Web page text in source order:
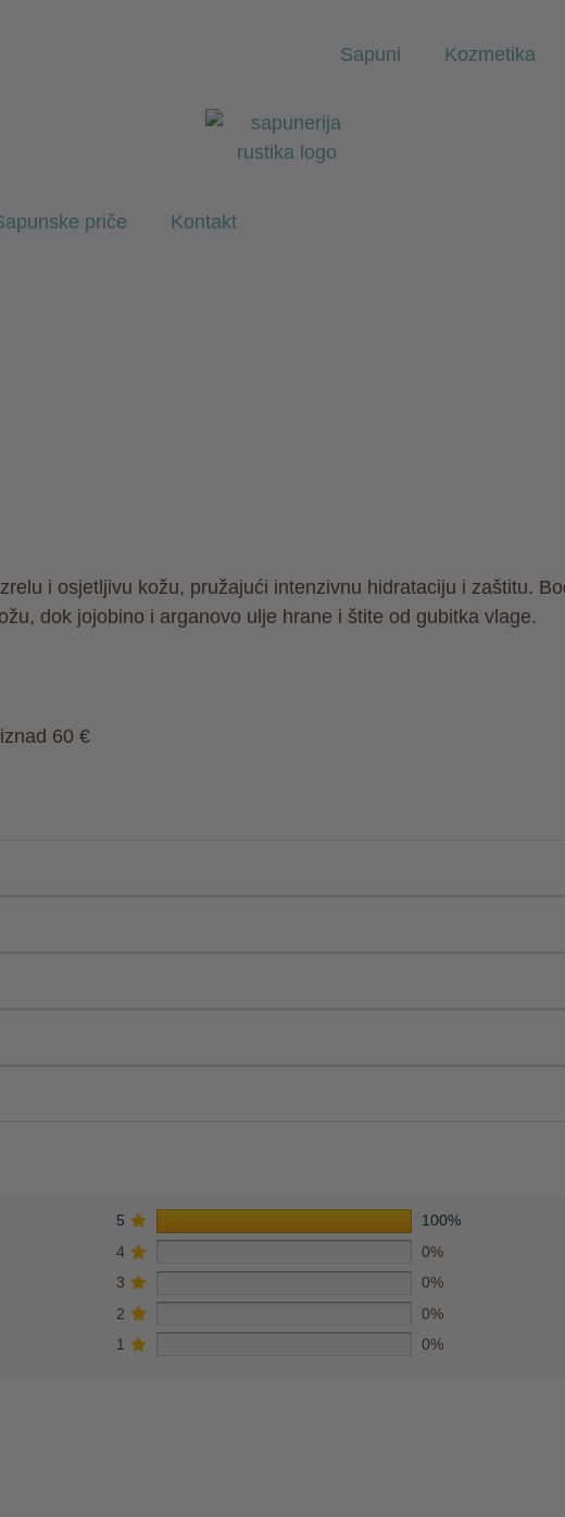
Sapuni Kozmetika
priče Kontakt
i osjetljivu kožu, pružajući intenzivnu hidrataciju i zaštitu.
dok jojobino i arganovo ulje hrane i štite od gubitka vlage.
60 €
5
100%
4
0%
3
0%
2
0%
1
0%